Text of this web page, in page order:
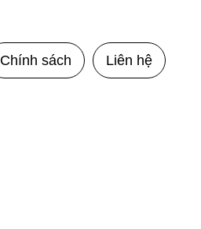
Chính sách Liên hệ